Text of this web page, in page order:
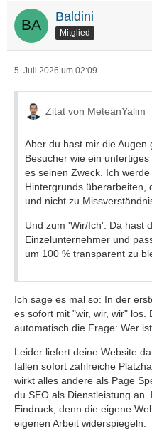
Baldini
Mitglied
5. Juli 2026 um 02:09
Zitat von MeteanYalim
Aber du hast mir die Augen
Besucher wie ein
es seinen Zweck. Ich
Hintergrunds überarbeiten,
und nicht zu
Und zum 'Wir/Ich': Da hast
Einzelunternehmer und
um 100 % transparent zu
Ich sage es mal so: In der
es sofort mit "wir, wir, wir" los.
automatisch die Frage: Wer
Leider liefert deine Website
fallen sofort zahlreiche
wirkt alles andere als Page
du SEO als Dienstleistung
Eindruck, denn die eigene
eigenen Arbeit widerspiegeln.